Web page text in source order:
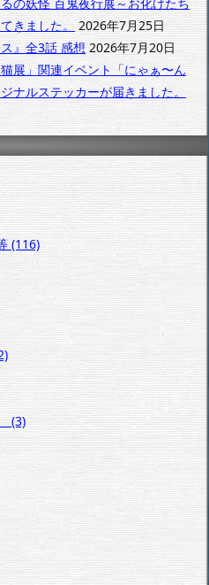
きました。 2026年7月25日
』全3話 感想 2026年7月20日
展」関連イベント「にゃぁ〜ん
ナルステッカーが届きました。
(116)
(3)